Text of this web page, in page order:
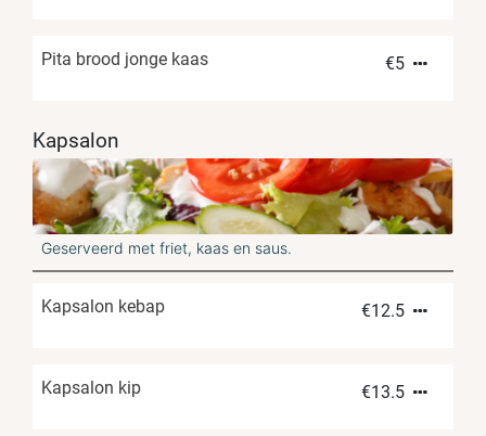
Pita brood jonge kaas €5
Kapsalon
Geserveerd met friet, kaas en saus.
Kapsalon kebap €12.5
Kapsalon kip €13.5